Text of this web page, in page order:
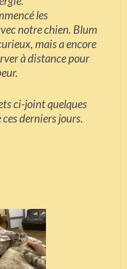
les
notre chien. Blum
mais a encore
à distance pour
ci-joint quelques
derniers jours.